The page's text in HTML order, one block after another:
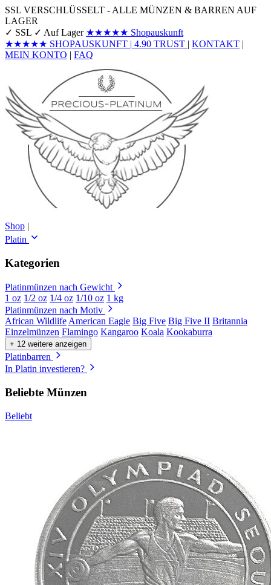
SSL VERSCHLÜSSELT - ALLE MÜNZEN & BARREN AUF
LAGER
✓ SSL ✓ Auf Lager ★★★★★ Shopauskunft
★★★★★ SHOPAUSKUNFT | 4.90 TRUST | KONTAKT |
MEIN KONTO | FAQ
Shop |
Platin
Kategorien
Platinmünzen nach Gewicht
1 oz 1/2 oz 1/4 oz 1/10 oz 1 kg
Platinmünzen nach Motiv
African WildlifeAmerican Eagle Big Five Big Five II Britannia
Einzelmünzen Flamingo Kangaroo Koala Kookaburra
+ 12 weitere anzeigen
Platinbarren
In Platin investieren?
Beliebte Münzen
Beliebt